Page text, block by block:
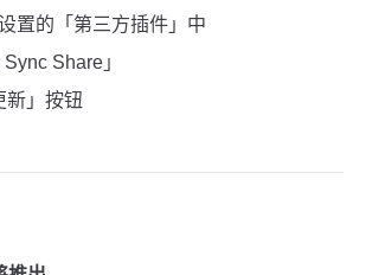
置的「第三方插件」中
Share」
新」按钮